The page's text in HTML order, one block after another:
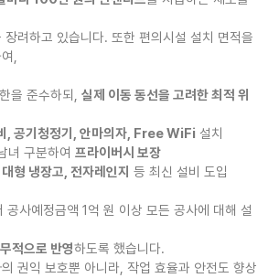
장려하고 있습니다. 또한 편의시설 설치 면적을
,
을 준수하되, 실제 이동 동선을 고려한 최적 위
, 공기청정기, 안마의자, Free WiFi 설치
녀 구분하여 프라이버시 보장
형 냉장고, 전자레인지 등 최신 설비 도입
사예정금액 1억 원 이상 모든 공사에 대해 설
적으로 반영하도록 했습니다.
권익 보호뿐 아니라, 작업 효율과 안전도 향상